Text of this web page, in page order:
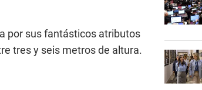
por sus fantásticos atributos
tres y seis metros de altura.